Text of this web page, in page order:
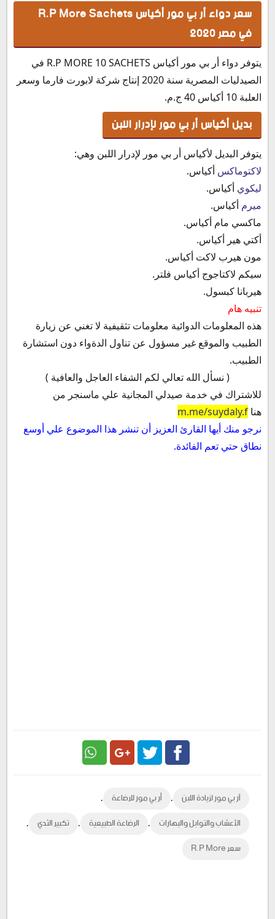
سعر دواء أر بي مور أكياس R.P More Sachets
في مصر 2020
يتوفر دواء أر بي مور أكياس R.P MORE 10 SACHETS في
الصيدليات المصرية سنة 2020 إنتاج شركة لابورت فارما وسعر
العلبة 10 أكياس 40 ج.م.
بديل أكياس أر بي مور لإدرار اللبن
يتوفر البديل لأكياس أر بي مور لإدرار اللبن وهي:
لاكتوماكس أكياس.
ليكوي أكياس.
ميرم أكياس.
ماكسي مام أكياس.
أكتي هير أكياس.
مون هيرب لاكت أكياس.
سيكم لاكتاجوج أكياس فلتر.
هيربانا كبسول.
تنبيه هام
هذه المعلومات الدوائية معلومات تثقيفية لا تغني عن زيارة
الطبيب والموقع غير مسؤول عن تناول الدةواء دون استشارة
الطبيب.
( نسأل الله تعالي لكم الشفاء العاجل والعافية )
للاشتراك في خدمة صيدلي المجانية علي ماسنجر من
هنا m.me/suydaly.f
نرجو منك أيها القارئ العزيز أن تنشر هذا الموضوع علي أوسع
نطاق حتي تعم الفائدة.
Plus آر بي مور لزيادة اللبن , أر بي مور للرضاعة ,
الأعشاب والتوابل والبهارات , الرضاعة الطبيعية , تكبير الثدي ,
سعر R.P More